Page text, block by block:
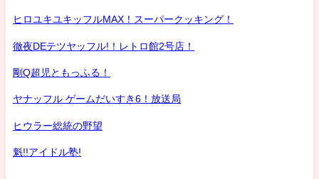
ヒロユキユキッフルMAX！スーパークッキング！
徹夜DEテツヤッフル!！レトロ館2号店！
剛Q超児ともっふる！
ヤナッフル ゲームだいすき6！放送局
ヒウラー総統の野望
魁!!アイドル塾!